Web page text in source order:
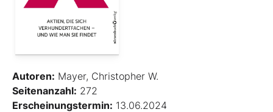
Autoren: Mayer, Christopher W.
Seitenanzahl: 272
Erscheinungstermin: 13.06.2024